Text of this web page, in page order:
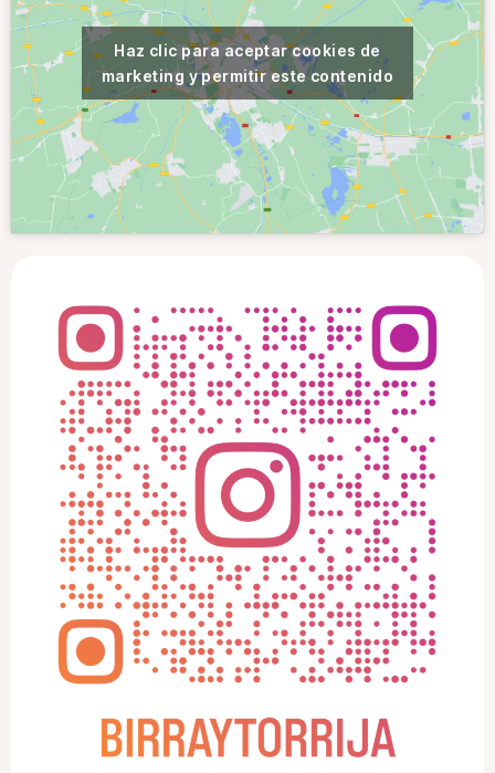
Haz clic para aceptar cookies de
marketing y permitir este contenido